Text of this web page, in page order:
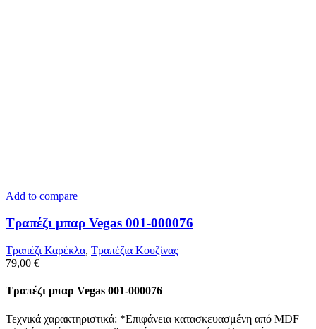
Add to compare
Τραπέζι μπαρ Vegas 001-000076
Τραπέζι Καρέκλα, Tραπέζια Κουζίνας
79,00 €
Τραπέζι μπαρ Vegas 001-000076
Τεχνικά χαρακτηριστικά: *Επιφάνεια κατασκευασμένη από MDF